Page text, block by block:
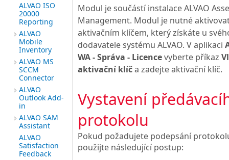
ALVAO ISO
20000
Reporting
ALVAO
Mobile
Inventory
ALVAO MS
SCCM
Connector
ALVAO
Outlook Add-
in
ALVAO SAM
Assistant
ALVAO
Satisfaction
Feedback
Modul je součástí instalace ALVAO
Management. Modul je nutné
aktivačním klíčem, který získáte u
dodavatele systému ALVAO. V aplikaci
WA - Správa - Licencevyberte příkaz
aktivační klíča zadejte aktivační klíč.
Vystavení
protokolu
Pokud požadujete podepsání
použijte následující postup: